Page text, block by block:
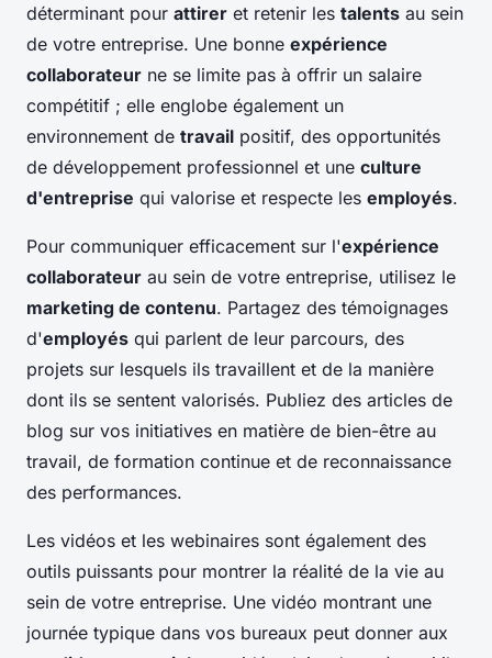
déterminant pour attirer et retenir les talents au sein
de votre entreprise. Une bonne expérience
collaborateur ne se limite pas à offrir un salaire
compétitif ; elle englobe également un
environnement de travail positif, des opportunités
de développement professionnel et une culture
d'entreprise qui valorise et respecte les employés.
Pour communiquer efficacement sur l'expérience
collaborateur au sein de votre entreprise, utilisez le
marketing de contenu. Partagez des témoignages
d'employés qui parlent de leur parcours, des
projets sur lesquels ils travaillent et de la manière
dont ils se sentent valorisés. Publiez des articles de
blog sur vos initiatives en matière de bien-être au
travail, de formation continue et de reconnaissance
des performances.
Les vidéos et les webinaires sont également des
outils puissants pour montrer la réalité de la vie au
sein de votre entreprise. Une vidéo montrant une
journée typique dans vos bureaux peut donner aux